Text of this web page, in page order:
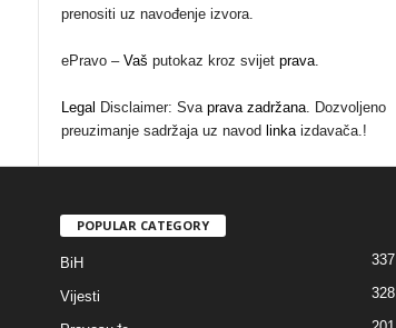
prenositi uz navođenje izvora.
ePravo – Vaš putokaz kroz svijet prava.
Legal Disclaimer: Sva prava zadržana. Dozvoljeno
preuzimanje sadržaja uz navod linkaizdavača.!
POPULAR CATEGORY
BiH 337
Vijesti 328